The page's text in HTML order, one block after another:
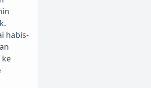
habis-
ke